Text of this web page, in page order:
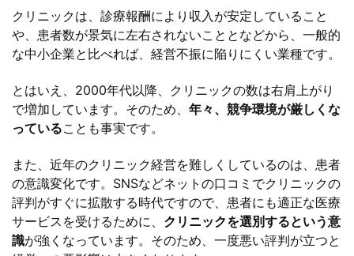
クリニックは、診療報酬により収入が安定していること
や、患者数が景気に左右されないこととなどから、一般的
な中小企業と比べれば、経営不振に陥りにくい業種です。
とはいえ、2000年代以降、クリニックの数は右肩上がり
で増加しています。そのため、 年々、競争環境が厳しくな
っていることも事実です。
また、近年のクリニック経営を難しくしているのは、患者
の意識変化です。SNSなどネットの口コミでクリニックの
評判がすぐに拡散する時代ですので、患者にも適正な医療
サービスを受けるために、 クリニックを選別するという意
識が強くなっています。そのため、一度悪い評判が立つと